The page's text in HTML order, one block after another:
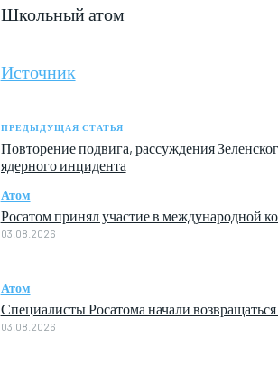
Школьный атом
Источник
ПРЕДЫДУЩАЯ СТАТЬЯ
Повторение подвига, рассуждения
ядерного инцидента
Атом
Росатом принял участие в
03.08.2026
Атом
Специалисты Росатома начали
03.08.2026